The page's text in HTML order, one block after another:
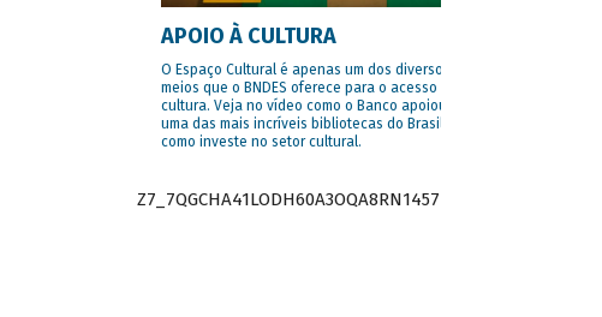
APOIO À CULTURA
O Espaço Cultural é apenas um dos diversos
meios que o BNDES oferece para o acesso à
cultura. Veja no vídeo como o Banco apoiou
uma das mais incríveis bibliotecas do Brasil e
como investe no setor cultural.
Z7_7QGCHA41LODH60A3OQA8RN1457